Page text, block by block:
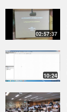
02:57:37
10:24